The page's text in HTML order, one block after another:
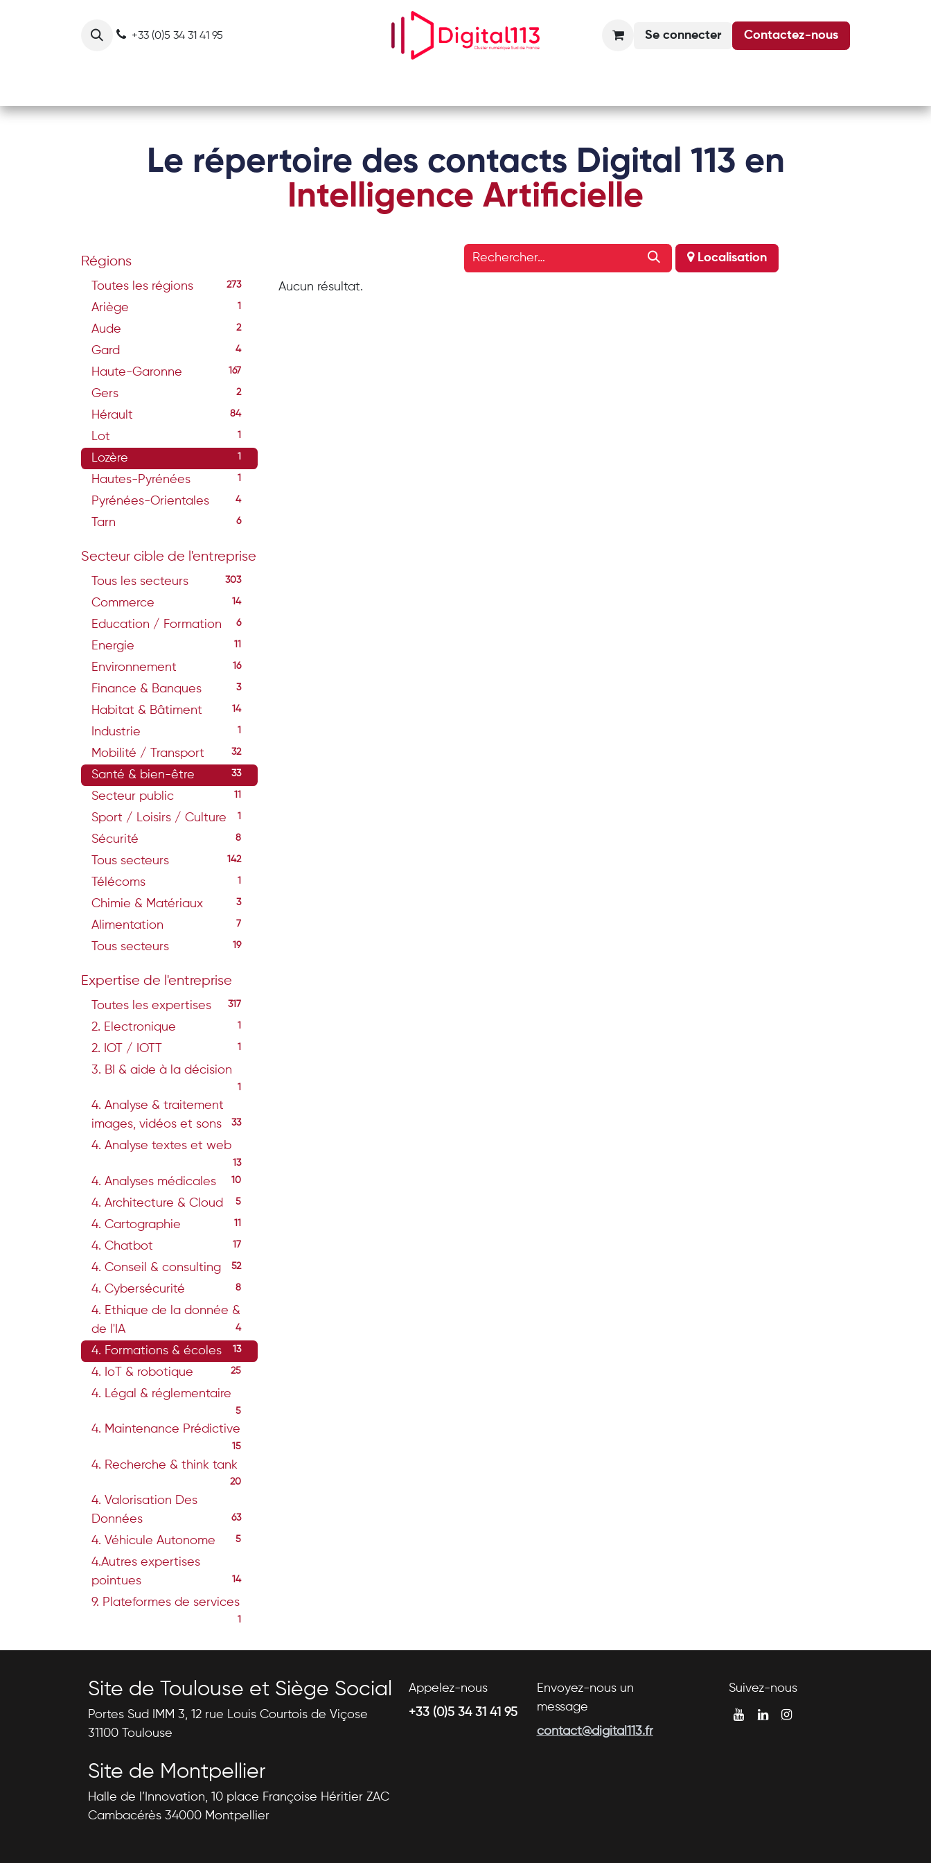
+33 (0)5 34 31 41 95 Se connecter Contactez-nous
Le répertoire des contacts Digital 113 en
Intelligence Artificielle
Régions
Toutes les régions 273
Ariège 1
Aude 2
Gard 4
Haute-Garonne 167
Gers 2
Hérault 84
Lot 1
Lozère 1
Hautes-Pyrénées 1
Pyrénées-Orientales 4
Tarn 6
Secteur cible de l'entreprise
Tous les secteurs 303
Commerce 14
Education / Formation 6
Energie 11
Environnement 16
Finance & Banques 3
Habitat & Bâtiment 14
Industrie 1
Mobilité / Transport 32
Santé & bien-être 33
Secteur public 11
Sport / Loisirs / Culture 1
Sécurité 8
Tous secteurs 142
Télécoms 1
Chimie & Matériaux 3
Alimentation 7
Tous secteurs 19
Expertise de l'entreprise
Toutes les expertises 317
2. Electronique 1
2. IOT / IOTT 1
3. BI & aide à la décision
1
4. Analyse & traitement
images, vidéos et sons
33
4. Analyse textes et web
13
4. Analyses médicales 10
4. Architecture & Cloud 5
4. Cartographie 11
4. Chatbot 17
4. Conseil & consulting 52
4. Cybersécurité 8
4. Ethique de la donnée &
de l'IA
4
4. Formations & écoles 13
4. IoT & robotique 25
4. Légal & réglementaire
5
4. Maintenance Prédictive
15
4. Recherche & think tank
20
4. Valorisation Des
Données
63
4. Véhicule Autonome 5
4.Autres expertises
pointues
14
9. Plateformes de services
1
Localisation
Aucun résultat.
Site de Toulouse et Siège Social
Portes Sud IMM 3, 12 rue Louis Courtois de Viçose
31100 Toulouse
Site de Montpellier
Halle de l’Innovation, 10 place Françoise Héritier ZAC
Cambacérès 34000 Montpellier
Appelez-nous
+33 (0)5 34 31 41 95
Envoyez-nous un
message
contact@digital113.fr
Suivez-nous